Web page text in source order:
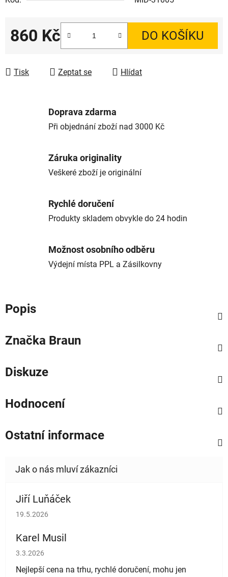
860 Kč DO KOŠÍKU
Tisk Zeptat se Hlídat
Doprava zdarma
Při objednání zboží nad 3000 Kč
Záruka originality
Veškeré zboží je originální
Rychlé doručení
Produkty skladem obvykle do 24 hodin
Možnost osobního odběru
Výdejní místa PPL a Zásilkovny
Popis
Značka Braun
Diskuze
Hodnocení
Ostatní informace
Jiří Luňáček
Hodnocení obchodu je 5 z 5 hvězdiček.
19.5.2026
Karel Musil
Hodnocení obchodu je 5 z 5 hvězdiček.
3.3.2026
Nejlepší cena na trhu, rychlé doručení, mohu jen